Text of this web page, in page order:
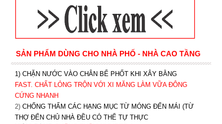
SẢN PHẨM DÙNG CHO NHÀ PHỐ - NHÀ CAO TẦNG
1) CHẶN NƯỚC VÀO CHÂN BỂ PHỐT KHI XÂY BẰNG
FAST. CHẤT LỎNG TRỘN VỚI XI MĂNG LÀM VỮA ĐÔNG
CỨNG NHANH
2) CHỐNG THẤM CÁC HẠNG MỤC TỪ MÓNG ĐẾN MÁI (TỪ
THỢ ĐẾN CHỦ NHÀ ĐỀU CÓ THỂ TỰ THỰC